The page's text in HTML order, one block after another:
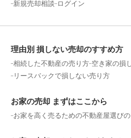
新規売却相談 ログイン
理由別 損しない売却のすすめ方
相続した不動産の売り方 空き家の損
リースバックで損しない売り方
お家の売却 まずはここから
お家を高く売るための不動産屋選び